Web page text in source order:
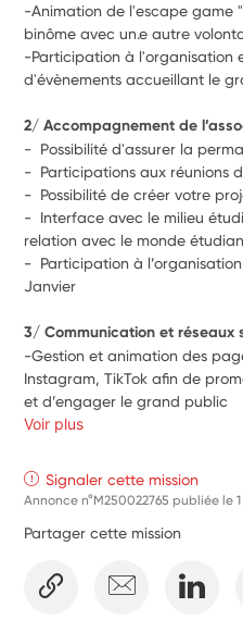
-Animation de l'escape game
binôme avec un.e autre
-Participation à l'organisation
d'évènements accueillant le
2/ Accompagnement de
-  Possibilité d'assurer la
- Participations aux réunions
-
- Interface avec le milieu
relation avec le monde
- Participation à
Janvier
3/ Communication et réseaux
-Gestion et animation des
Instagram, TikTok afin de
et d’engager le grand public
Voir plus
Signaler cette mission
Annonce n°M250022765 publiée le
Partager cette mission